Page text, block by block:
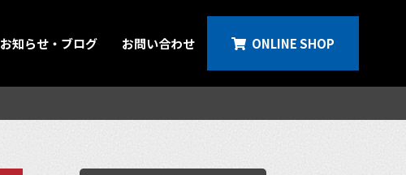
お知らせ・ブログ お問い合わせ ONLINE SHOP